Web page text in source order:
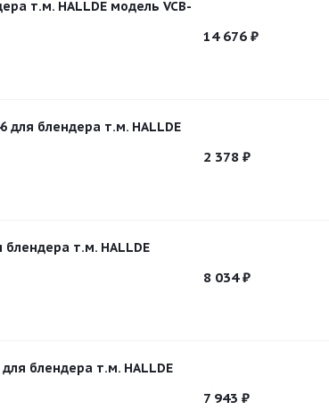
т.м. HALLDE модель VCB-
14 676 ₽
для блендера т.м. HALLDE
2 378 ₽
блендера т.м. HALLDE
8 034₽
блендера т.м. HALLDE
7 943 ₽